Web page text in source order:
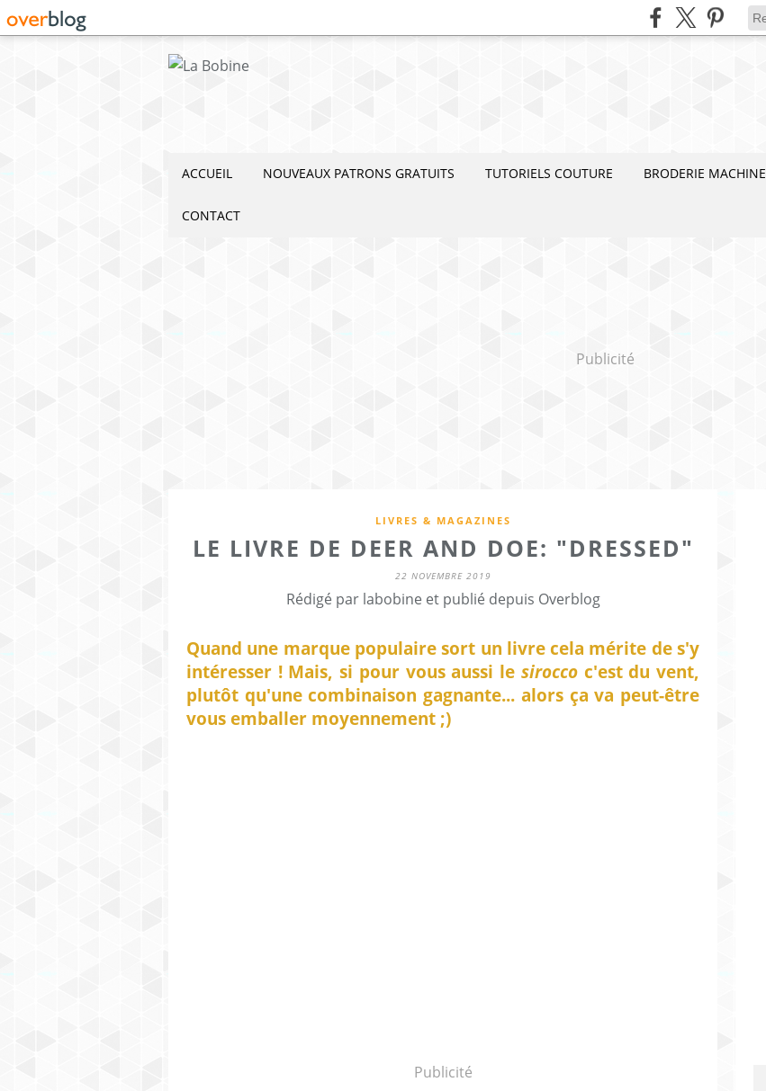
ACCUEIL NOUVEAUX PATRONS GRATUITS TUTORIELS COUTURE BRODERIE MACHINE
CONTACT
Publicité
LIVRES & MAGAZINES
LE LIVRE DE DEER AND DOE: "DRESSED"
22 NOVEMBRE 2019
Rédigé par labobine et publié depuis Overblog
Quand une marque populaire sort un livre cela mérite de s'y
intéresser ! Mais, si pour vous aussi le siroccoc'est du vent,
plutôt qu'une combinaison gagnante... alors ça va peut-être
vous emballer moyennement ;)
Publicité